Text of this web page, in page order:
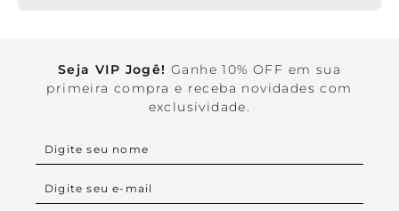
Seja VIP Jogê! Ganhe 10% OFF em sua
primeira compra e receba novidades com
exclusividade.